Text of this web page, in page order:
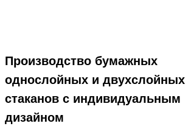
Производство бумажных
однослойных и двухслойных
стаканов с индивидуальным
дизайном